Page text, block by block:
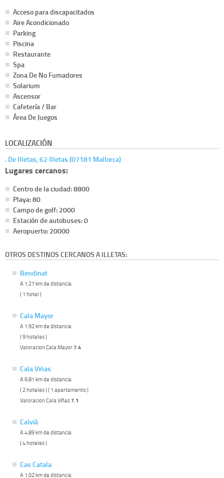
Acceso para discapacitados
Aire Acondicionado
Parking
Piscina
Restaurante
Spa
Zona De No Fumadores
Solarium
Ascensor
Cafetería / Bar
Área De Juegos
LOCALIZACIÓN
. De Illetas, 62 Illetas (07181 Mallorca)
Lugares cercanos:
Centro de la ciudad: 8800
Playa: 80
Campo de golf: 2000
Estación de autobuses: 0
Aeropuerto: 20000
OTROS DESTINOS CERCANOS A ILLETAS:
Bendinat
A 1.27 km de distancia
( 1 hotel )
Cala Mayor
A 1.92 km de distancia
( 9 hoteles )
Valoracion Cala Mayor7.4
Cala Viñas
A 6.81 km de distancia
( 2 hoteles ) ( 1 apartamento )
Valoracion Cala Viñas7.1
Calvià
A 4.89 km de distancia
( 4 hoteles )
Cas Catala
A 1.02 km de distancia